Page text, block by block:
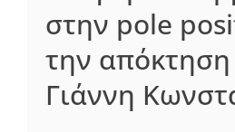
στην pole
την
Γιάννη